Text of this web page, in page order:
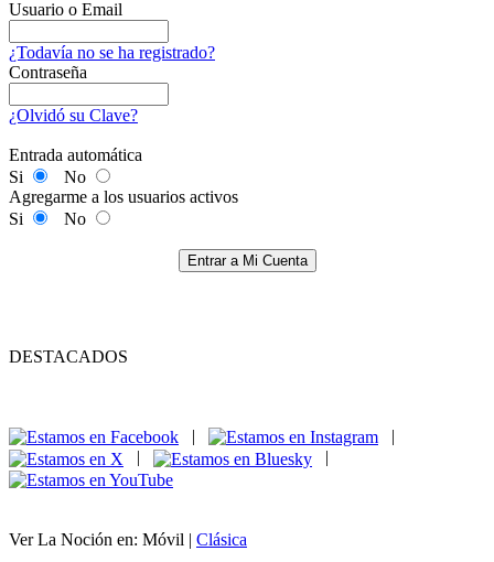
Usuario o Email
¿Todavía no se ha registrado?
Contraseña
¿Olvidó su Clave?
Entrada automática
Si
No
Agregarme a los usuarios activos
Si
No
Entrar a Mi Cuenta
DESTACADOS
|
|
|
|
Ver La Noción en: Móvil | Clásica